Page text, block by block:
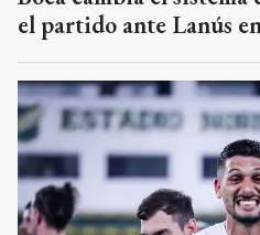
el partido ante Lanús